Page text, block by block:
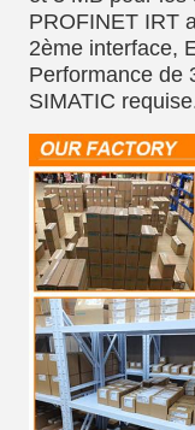
PROFINET IRT
2ème interface,
Performance de
SIMATIC